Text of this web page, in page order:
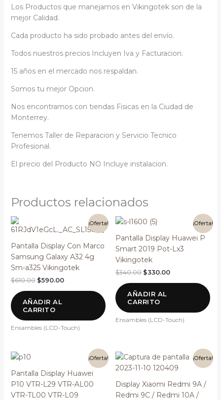
Los Productos que manejamos en Vikingotek son de la
mejor Calidad.
Cada producto ha sido probado antes del envío.
Todos nuestros precios Incluyen Iva y Facturacion.
15 años en el mercado nos respaldan.
Somos tu mejor Opcion.
Nos encontramos con tiendas Fisicas en la Ciudad de
Monterrey.
Tenemos Taller de Reparacion y Servicio Tecnico
Profesional.
El precio del Producto NO Incluye instalacion.
Productos relacionados
¡Oferta!
Pantalla Display Con Marco
Samsung Galaxy A32 4g
Sm-a325 Vikingotek
$610.00
precio
era:
$610.00.
$590.00
precio
es:
AÑADIR AL
CARRITO
Ensambles (LCD-Touch)
¡Oferta!
Pantalla Display Huawei P
Smart 2019 Pot-Lx3
Vikingotek
$340.00
El
precio
original
$340.00.
$330.00
actual
$330.00.
AÑADIR AL
CARRITO
Ensambles (LCD-Touch)
¡Oferta!
Pantalla Display Huawei
P10 VTR-L29 VTR-AL00
VTR-TL00 VTR-L09
original
era:
$290.00.
actual
es:
$280.00.
¡Oferta!
Display Xiaomi Redmi 9A /
Redmi 9C / Redmi 10A /
El
precio
original
$250.00.
El
actual
$240.00.